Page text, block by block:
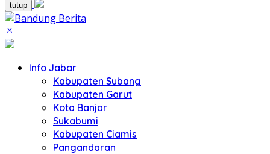
tutup
Info Jabar
Kabupaten Subang
Kabupaten Garut
Kota Banjar
Sukabumi
Kabupaten Ciamis
Pangandaran